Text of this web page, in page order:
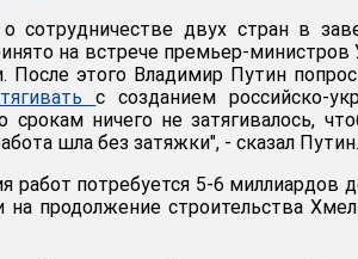
сотрудничестве двух стран в
на встрече премьер-министров
После этого Владимир Путин
с созданием российско-
ничего не затягивалось,
шла без затяжки", - сказал Путин.
работ потребуется 5-6 миллиардов
продолжение строительства